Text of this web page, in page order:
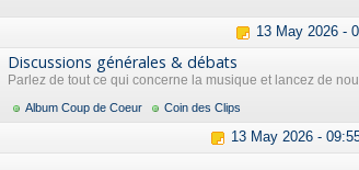
13 May 2026 -
Discussions générales & débats
Parlez de tout ce qui concerne la musique et lancez de
Album Coup de Coeur Coin des Clips
13 May 2026 -